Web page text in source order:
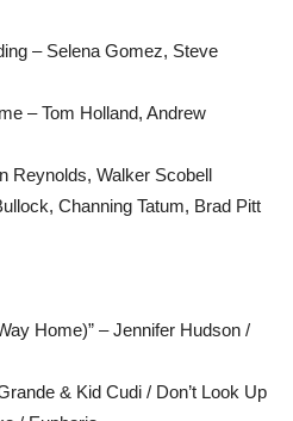
– Selena Gomez, Steve
– Tom Holland, Andrew
Reynolds, Walker Scobell
Channing Tatum, Brad Pitt
Home)” – Jennifer Hudson /
& Kid Cudi / Don’t Look Up